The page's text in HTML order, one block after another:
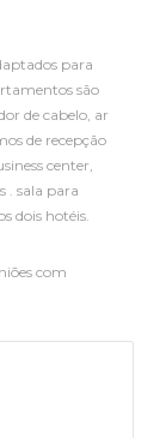
para
são
de cabelo, ar
de recepção
center,
. sala para
dois hotéis.
com